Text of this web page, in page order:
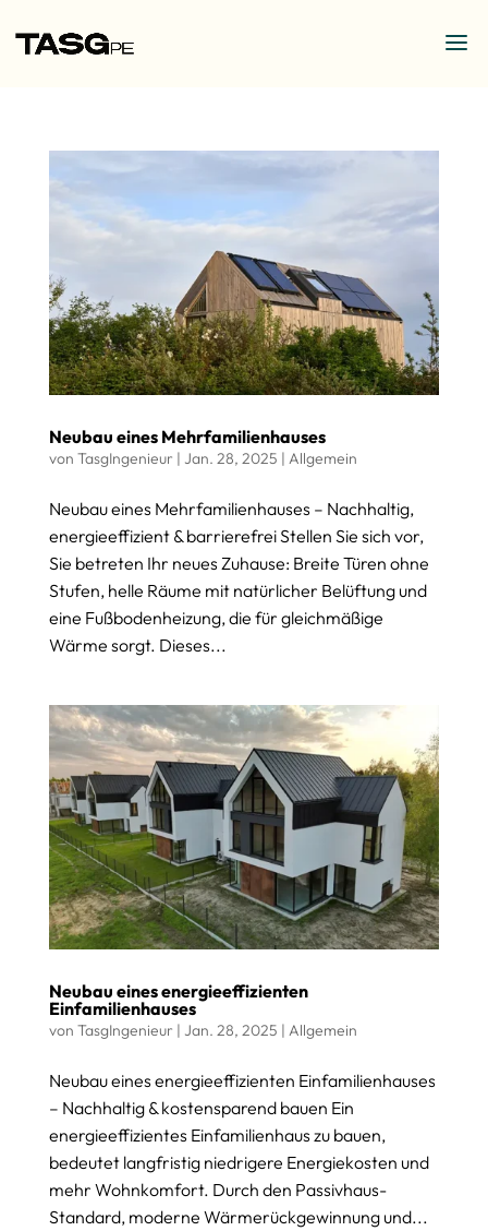
Neubau eines Mehrfamilienhauses
von TasgIngenieur | Jan. 28, 2025 | Allgemein
Neubau eines Mehrfamilienhauses – Nachhaltig,
energieeffizient & barrierefrei Stellen Sie sich vor,
Sie betreten Ihr neues Zuhause: Breite Türen ohne
Stufen, helle Räume mit natürlicher Belüftung und
eine Fußbodenheizung, die für gleichmäßige
Wärme sorgt. Dieses...
Neubau eines energieeffizienten
Einfamilienhauses
von TasgIngenieur | Jan. 28, 2025 | Allgemein
Neubau eines energieeffizienten Einfamilienhauses
– Nachhaltig & kostensparend bauen Ein
energieeffizientes Einfamilienhaus zu bauen,
bedeutet langfristig niedrigere Energiekosten und
mehr Wohnkomfort. Durch den Passivhaus-
Standard, moderne Wärmerückgewinnung und...